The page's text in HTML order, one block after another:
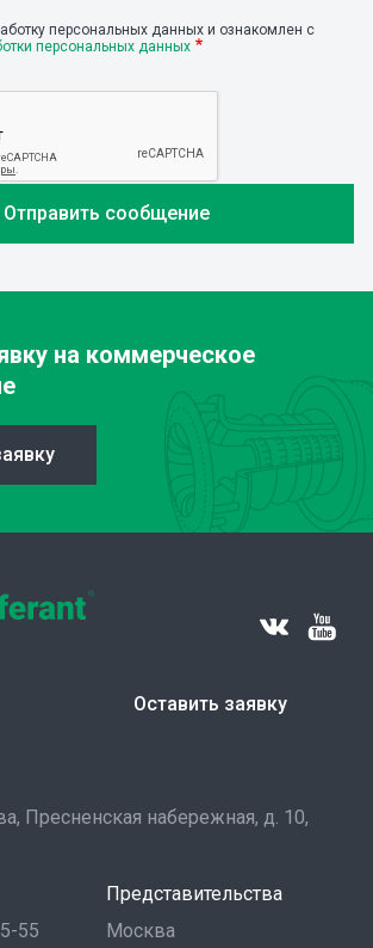
персональных данных и ознакомлен с
персональных данных
на коммерческое
Оставить заявку
Пресненская набережная, д. 10,
55
Представительства
Москва